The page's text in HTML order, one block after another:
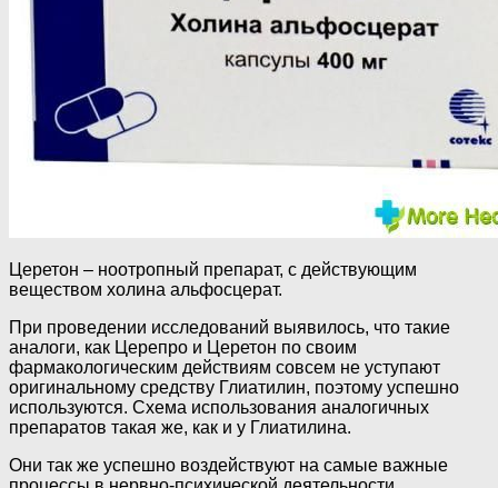
Церетон – ноотропный препарат, с действующим
веществом холина альфосцерат.
При проведении исследований выявилось, что такие
аналоги, как Церепро и Церетон по своим
фармакологическим действиям совсем не уступают
оригинальному средству Глиатилин, поэтому успешно
используются. Схема использования аналогичных
препаратов такая же, как и у Глиатилина.
Они так же успешно воздействуют на самые важные